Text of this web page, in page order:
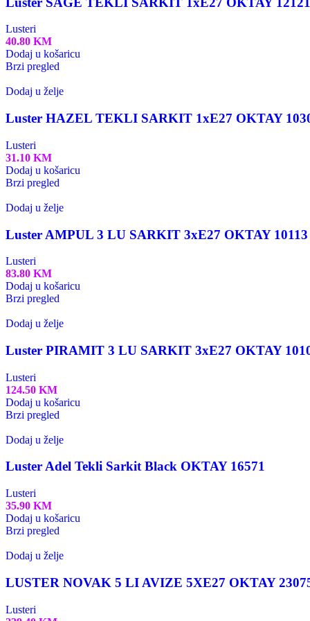
Lusteri
40.80 KM
Dodaj u košaricu
Brzi pregled
Dodaj u želje
Luster HAZEL TEKLI SARKIT 1xE27 OKTAY
Lusteri
31.10 KM
Dodaj u košaricu
Brzi pregled
Dodaj u želje
Luster AMPUL 3 LU SARKIT 3xE27 OKTAY 10113
Lusteri
83.80 KM
Dodaj u košaricu
Brzi pregled
Dodaj u želje
Luster PIRAMIT 3 LU SARKIT 3xE27 OKTAY
Lusteri
124.50 KM
Dodaj u košaricu
Brzi pregled
Dodaj u želje
Luster Adel Tekli Sarkit Black OKTAY 16571
Lusteri
35.90 KM
Dodaj u košaricu
Brzi pregled
Dodaj u želje
LUSTER NOVAK 5 LI AVIZE 5XE27 OKTAY
Lusteri